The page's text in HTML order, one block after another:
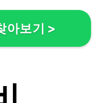
아보기 >